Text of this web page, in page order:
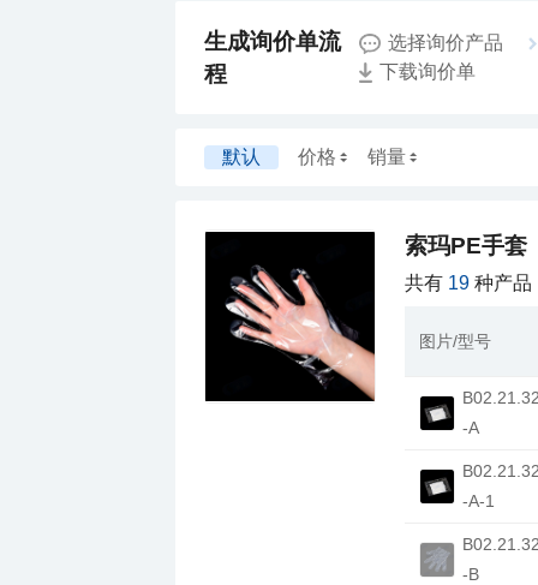
程
选择询价产品
下载询价单
默认 价格 销量
索玛PE手套
共有 19 种产品
图片/型号
-A
-A-1
-B